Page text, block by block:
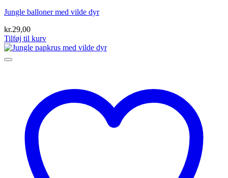
Jungle balloner med vilde dyr
kr.29,00
Tilføj til kurv